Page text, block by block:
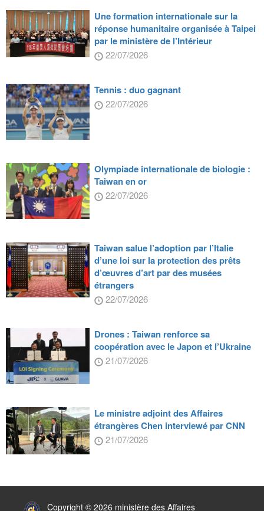
Une formation internationale sur la
réponse humanitaire organisée à Taipei
par le ministère de l’Intérieur
22/07/2026
Tennis : duo gagnant
22/07/2026
Olympiade internationale de biologie :
Taiwan en or
22/07/2026
Taiwan salue l’adoption par l’Italie
d’une loi sur la protection des prêts
d’œuvres d’art par des musées
étrangers
22/07/2026
Drones : Taiwan renforce sa
coopération avec le Japon et l’Ukraine
21/07/2026
Le ministre adjoint des Affaires
étrangères Chen interviewé par CNN
21/07/2026
Copyright © 2026 ministère des Affaires